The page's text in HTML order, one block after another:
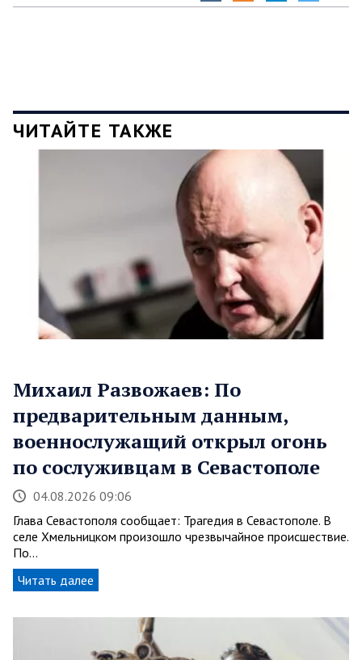
ЧИТАЙТЕ ТАКЖЕ
Михаил Развожаев: По
предварительным данным,
военнослужащий открыл огонь
по сослуживцам в Севастополе
04.08.2026 09:06
Глава Севастополя сообщает: Трагедия в Севастополе. В
селе Хмельницком произошло чрезвычайное происшествие.
По…
Читать далее